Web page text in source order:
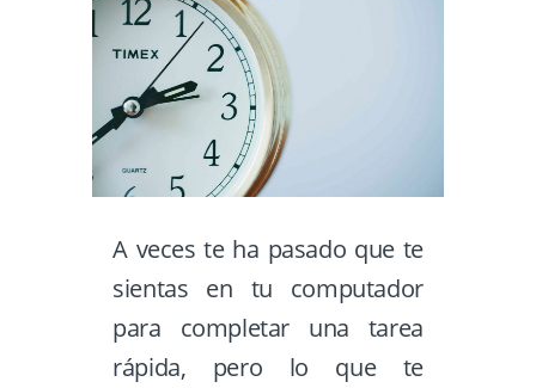
A veces te ha pasado que te
sientas en tu computador
para completar una tarea
rápida, pero lo que te